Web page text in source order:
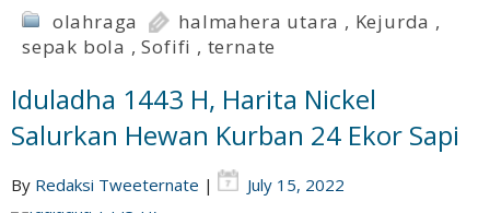
olahraga halmahera utara , Kejurda ,
sepak bola ,Sofifi , ternate
Iduladha 1443 H, Harita Nickel
Salurkan Hewan Kurban 24 Ekor Sapi
By Redaksi Tweeternate | July 15, 2022